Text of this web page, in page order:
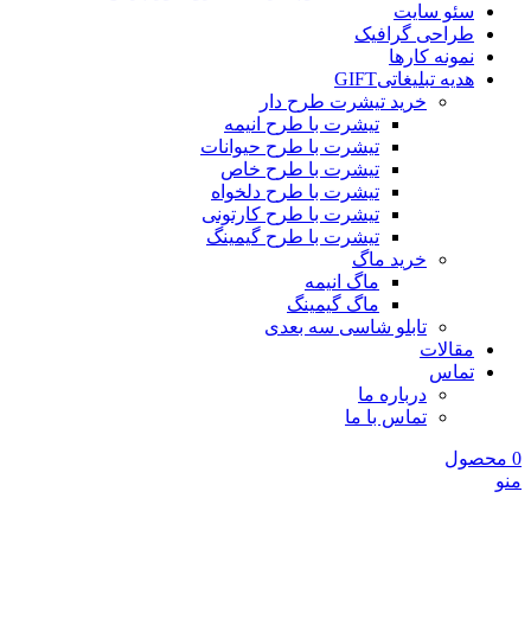
سئو سایت
طراحی گرافیک
نمونه کارها
هدیه تبلیغاتیGIFT
خرید تیشرت طرح دار
تیشرت با طرح انیمه
تیشرت با طرح حیوانات
تیشرت با طرح خاص
تیشرت با طرح دلخواه
تیشرت با طرح کارتونی
تیشرت با طرح گیمینگ
خرید ماگ
ماگ انیمه
ماگ گیمینگ
تابلو شاسی سه بعدی
مقالات
تماس
درباره ما
تماس با ما
0 محصول
منو